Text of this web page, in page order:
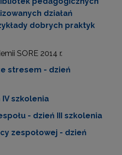
działań
dobrych praktyk
SORE 2014 r.
stresem - dzień
szkolenia
- dzień III szkolenia
zespołowej - dzień